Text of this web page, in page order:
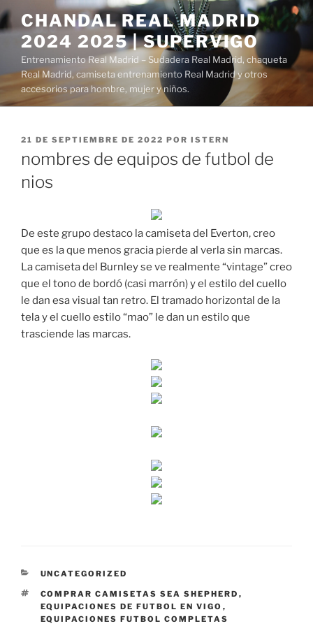
Saltar
al
contenido
CHANDAL REAL MADRID
2024 2025 | SUPERVIGO
Entrenamiento Real Madrid – Sudadera Real Madrid, chaqueta
Real Madrid, camiseta entrenamiento Real Madrid y otros
accesorios para hombre, mujer y niños.
PUBLICADO
21 DE SEPTIEMBRE DE 2022 POR ISTERN
nombres de equipos de futbol de
nios
De este grupo destaco la camiseta del Everton, creo
que es la que menos gracia pierde al verla sin marcas.
La camiseta del Burnley se ve realmente “vintage” creo
que el tono de bordó (casi marrón) y el estilo del cuello
le dan esa visual tan retro. El tramado horizontal de la
tela y el cuello estilo “mao” le dan un estilo que
trasciende las marcas.
CATEGORÍAS
UNCATEGORIZED
ETIQUETAS
COMPRAR CAMISETAS SEA SHEPHERD ,
EQUIPACIONES DE FUTBOL EN VIGO ,
EQUIPACIONES FUTBOL COMPLETAS